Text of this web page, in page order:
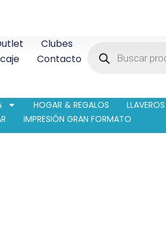
Clubes
Contacto
HOGAR & REGALOS
LLAVEROS
IMPRESIÓN GRAN FORMATO